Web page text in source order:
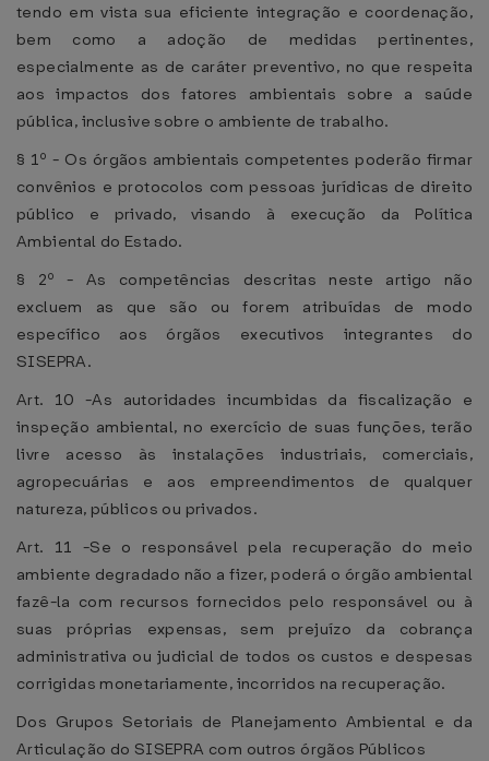
tendo em vista sua eficiente integração e coordenação,
bem como a adoção de medidas pertinentes,
especialmente as de caráter preventivo, no que respeita
aos impactos dos fatores ambientais sobre a saúde
pública, inclusive sobre o ambiente de trabalho.
§ 1º - Os órgãos ambientais competentes poderão firmar
convênios e protocolos com pessoas jurídicas de direito
público e privado, visando à execução da Política
Ambiental do Estado.
§ 2º - As competências descritas neste artigo não
excluem as que são ou forem atribuídas de modo
específico aos órgãos executivos integrantes do
SISEPRA.
Art. 10 -As autoridades incumbidas da fiscalização e
inspeção ambiental, no exercício de suas funções, terão
livre acesso às instalações industriais, comerciais,
agropecuárias e aos empreendimentos de qualquer
natureza, públicos ou privados.
Art. 11 -Se o responsável pela recuperação do meio
ambiente degradado não a fizer, poderá o órgão ambiental
fazê-la com recursos fornecidos pelo responsável ou à
suas próprias expensas, sem prejuízo da cobrança
administrativa ou judicial de todos os custos e despesas
corrigidas monetariamente, incorridos na recuperação.
Dos Grupos Setoriais de Planejamento Ambiental e da
Articulação do SISEPRA com outros órgãos Públicos